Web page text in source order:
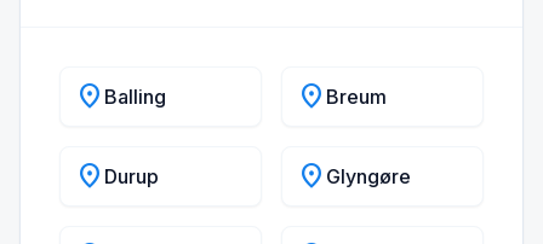
location_on Balling location_on Breum
location_on Durup location_on Glyngøre